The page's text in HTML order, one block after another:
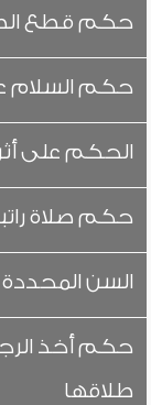
حكم قطع
حكم السلام
الحكم على
حكم صلاة
السن المحددة
حكم أخذ
طلاقها